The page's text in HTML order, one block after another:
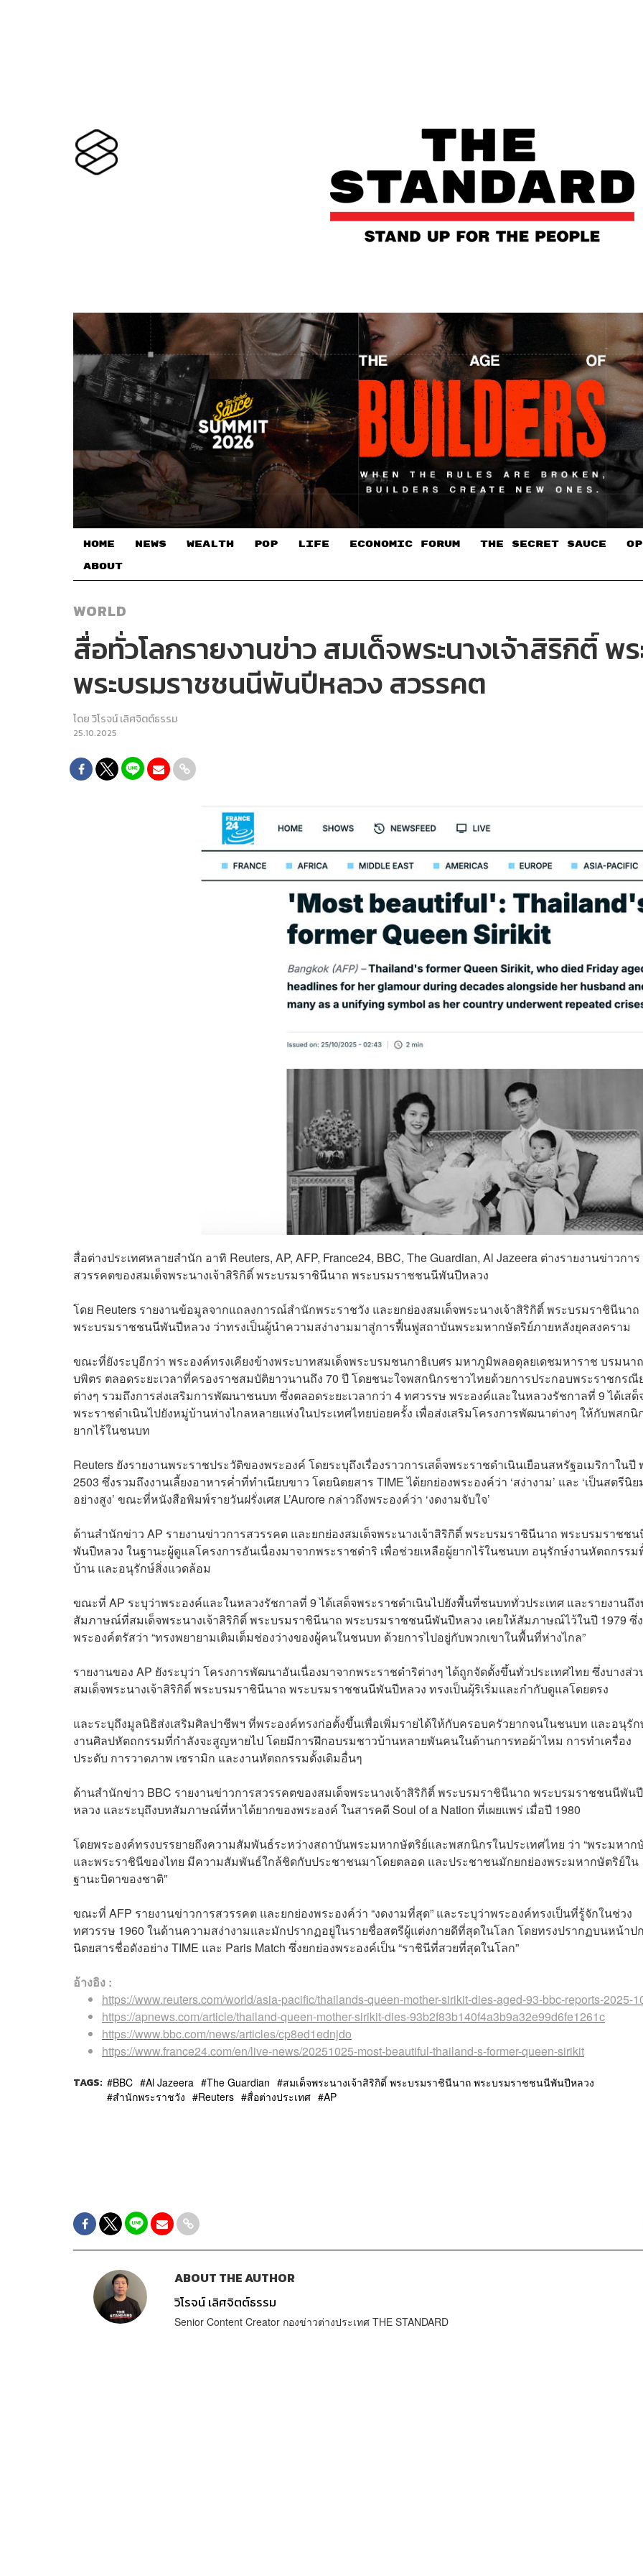
HOME NEWS WEALTH POP LIFE ECONOMIC FORUM THE SECRET SAUCE​
ABOUT
WORLD
สื่อทั่วโลกรายงานข่าว สมเด็จพระนางเจ้าสิริกิติ์ พ
พระบรมราชชนนีพันปีหลวง สวรรคต
โดยวิโรจน์ เลิศจิตต์ธรรม
25.10.2025
สื่อต่างประเทศหลายสำนัก อาทิ Reuters, AP, AFP, France24, BBC, The Guardian, Al Jazeera ต่างรายงานข่าวการ
สวรรคตของสมเด็จพระนางเจ้าสิริกิติ์ พระบรมราชินีนาถ พระบรมราชชนนีพันปีหลวง
โดย Reuters รายงานข้อมูลจากแถลงการณ์สำนักพระราชวัง และยกย่องสมเด็จพระนางเจ้าสิริกิติ์ พระบรมราชินีนาถ
พระบรมราชชนนีพันปีหลวง ว่าทรงเป็นผู้นำความสง่างามมาสู่การฟื้นฟูสถาบันพระมหากษัตริย์ภายหลังยุคสงคราม
ขณะที่ยังระบุอีกว่า พระองค์ทรงเคียงข้างพระบาทสมเด็จพระบรมชนกาธิเบศร มหาภูมิพลอดุลยเดชมหาราช บรมนาถ
บพิตร ตลอดระยะเวลาที่ครองราชสมบัติยาวนานถึง 70 ปี โดยชนะใจพสกนิกรชาวไทยด้วยการประกอบพระราชกรณี
ต่างๆ รวมถึงการส่งเสริมการพัฒนาชนบท ซึ่งตลอดระยะเวลากว่า 4 ทศวรรษ พระองค์และในหลวงรัชกาลที่ 9 ได้เสด็
พระราชดำเนินไปยังหมู่บ้านห่างไกลหลายแห่งในประเทศไทยบ่อยครั้ง เพื่อส่งเสริมโครงการพัฒนาต่างๆ ให้กับพสกนิ
ยากไร้ในชนบท
Reuters ยังรายงานพระราชประวัติของพระองค์ โดยระบุถึงเรื่องราวการเสด็จพระราชดำเนินเยือนสหรัฐอเมริกาในปี
2503 ซึ่งรวมถึงงานเลี้ยงอาหารค่ำที่ทำเนียบขาว โดยนิตยสาร TIME ได้ยกย่องพระองค์ว่า ‘สง่างาม’ และ ‘เป็นสตรีนิย
อย่างสูง’ ขณะที่หนังสือพิมพ์รายวันฝรั่งเศส L’Aurore กล่าวถึงพระองค์ว่า ‘งดงามจับใจ’
ด้านสำนักข่าว AP รายงานข่าวการสวรรคต และยกย่องสมเด็จพระนางเจ้าสิริกิติ์ พระบรมราชินีนาถ พระบรมราชช
พันปีหลวง ในฐานะผู้ดูแลโครงการอันเนื่องมาจากพระราชดำริ เพื่อช่วยเหลือผู้ยากไร้ในชนบท อนุรักษ์งานหัตถกรร
บ้าน และอนุรักษ์สิ่งแวดล้อม
ขณะที่ AP ระบุว่าพระองค์และในหลวงรัชกาลที่ 9 ได้เสด็จพระราชดำเนินไปยังพื้นที่ชนบททั่วประเทศ และรายงานถึ
สัมภาษณ์ที่สมเด็จพระนางเจ้าสิริกิติ์ พระบรมราชินีนาถ พระบรมราชชนนีพันปีหลวง เคยให้สัมภาษณ์ไว้ในปี 1979 ซึ่ง
พระองค์ตรัสว่า “ทรงพยายามเติมเต็มช่องว่างของผู้คนในชนบท ด้วยการไปอยู่กับพวกเขาในพื้นที่ห่างไกล”
รายงานของ AP ยังระบุว่า โครงการพัฒนาอันเนื่องมาจากพระราชดำริต่างๆ ได้ถูกจัดตั้งขึ้นทั่วประเทศไทย ซึ่งบางส่ว
สมเด็จพระนางเจ้าสิริกิติ์ พระบรมราชินีนาถ พระบรมราชชนนีพันปีหลวง ทรงเป็นผุ้ริเริ่มและกำกับดูแลโดยตรง
และระบุถึงมูลนิธิส่งเสริมศิลปาชีพฯ ที่พระองค์ทรงก่อตั้งขึ้นเพื่อเพิ่มรายได้ให้กับครอบครัวยากจนในชนบท และอนุรั
งานศิลปหัตถกรรมที่กำลังจะสูญหายไป โดยมีการฝึกอบรมชาวบ้านหลายพันคนในด้านการทอผ้าไหม การทำเครื่อง
ประดับ การวาดภาพ เซรามิก และงานหัตถกรรมดั้งเดิมอื่นๆ
ด้านสำนักข่าว BBC รายงานข่าวการสวรรคตของสมเด็จพระนางเจ้าสิริกิติ์ พระบรมราชินีนาถ พระบรมราชชนนีพันปี
หลวง และระบุถึงบทสัมภาษณ์ที่หาได้ยากของพระองค์ ในสารคดี Soul of a Nation ที่เผยแพร่ เมื่อปี 1980
โดยพระองค์ทรงบรรยายถึงความสัมพันธ์ระหว่างสถาบันพระมหากษัตริย์และพสกนิกรในประเทศไทย ว่า “พระมหาก
และพระราชินีของไทย มีความสัมพันธ์ใกล้ชิดกับประชาชนมาโดยตลอด และประชาชนมักยกย่องพระมหากษัตริย์ใน
ฐานะบิดาของชาติ”
ขณะที่ AFP รายงานข่าวการสวรรคต และยกย่องพระองค์ว่า “งดงามที่สุด” และระบุว่าพระองค์ทรงเป็นที่รู้จักในช่วง
ทศวรรษ 1960 ในด้านความสง่างามและมักปรากฏอยู่ในรายชื่อสตรีผู้แต่งกายดีที่สุดในโลก โดยทรงปรากฏบนหน้าปก
นิตยสารชื่อดังอย่าง TIME และ Paris Match ซึ่งยกย่องพระองค์เป็น “ราชินีที่สวยที่สุดในโลก”
อ้างอิง :
https://www.reuters.com/world/asia-pacific/thailands-queen-mother-sirikit-dies-aged-93-bbc-reports-2025-
https://apnews.com/article/thailand-queen-mother-sirikit-dies-93b2f83b140f4a3b9a32e99d6fe1261c
https://www.bbc.com/news/articles/cp8ed1ednjdo
https://www.france24.com/en/live-news/20251025-most-beautiful-thailand-s-former-queen-sirikit
TAGS: BBC Al Jazeera The Guardian
สมเด็จพระนางเจ้าสิริกิติ์ พระบรมราชินีนาถ พระบรมราชชนนีพันปีหลวง
สำนักพระราชวัง
Reuters สื่อต่างประเทศ AP
ABOUT THE AUTHOR
วิโรจน์ เลิศจิตต์ธรรม
Senior Content Creator กองข่าวต่างประเทศ THE STANDARD